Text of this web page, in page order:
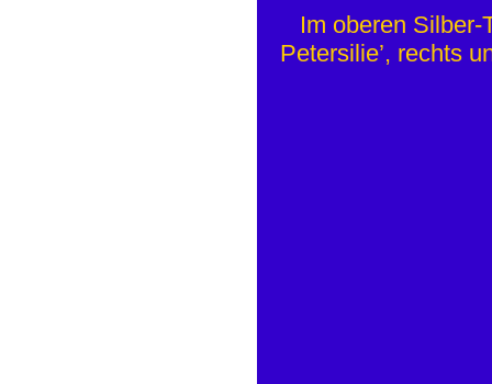
Im oberen Silber-
Petersilie’, rechts